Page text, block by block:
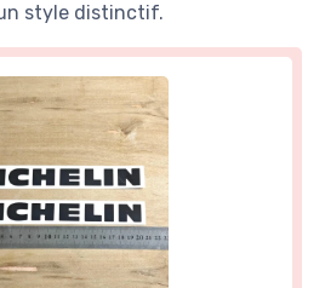
style distinctif.